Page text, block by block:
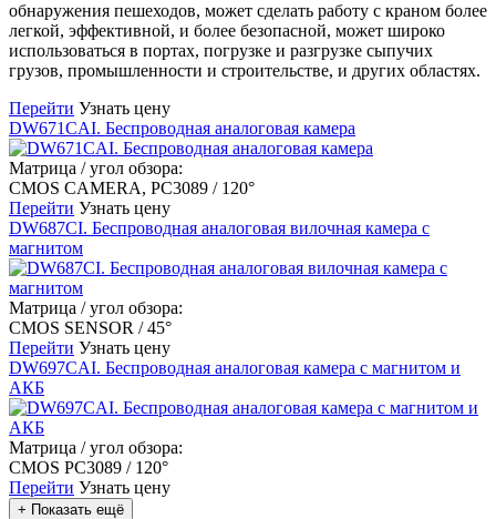
обнаружения пешеходов, может сделать работу с краном более
легкой, эффективной, и более безопасной, может широко
использоваться в портах, погрузке и разгрузке сыпучих
грузов, промышленности и строительстве, и других областях.
Перейти Узнать цену
DW671CAI. Беспроводная аналоговая камера
Матрица / угол обзора:
CMOS CAMERA, PC3089 / 120°
Перейти Узнать цену
DW687CI. Беспроводная аналоговая вилочная камера с
магнитом
Матрица / угол обзора:
CMOS SENSOR / 45°
Перейти Узнать цену
DW697CAI. Беспроводная аналоговая камера с магнитом и
АКБ
Матрица / угол обзора:
CMOS PC3089 / 120°
Перейти Узнать цену
+ Показать ещё